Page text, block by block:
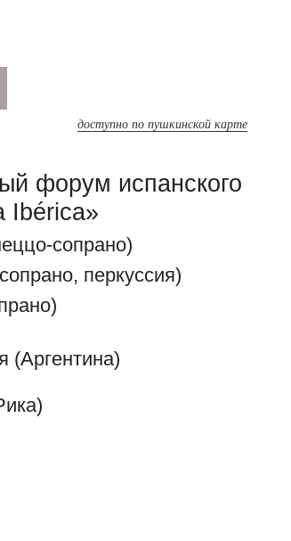
доступно по пушкинской карте
форум испанского
Ibérica»
сопрано)
перкуссия)
(Аргентина)